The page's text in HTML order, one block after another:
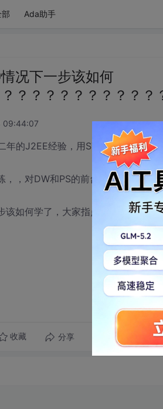
Ada助手
况下一步该如何
？？？？？？？？？？
09:44:07
的J2EE经验，用STRUTS
，，对DW和PS的前台应用很熟练
该如何学了，大家指点指点吧！！
收藏 分享 转发到动态